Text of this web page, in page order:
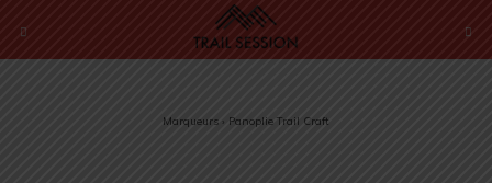
Marqueurs › Panoplie Trail Craft